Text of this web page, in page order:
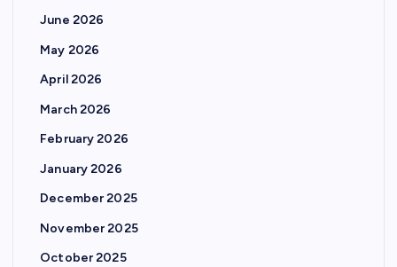
June 2026
May 2026
April 2026
March 2026
February 2026
January 2026
December 2025
November 2025
October 2025